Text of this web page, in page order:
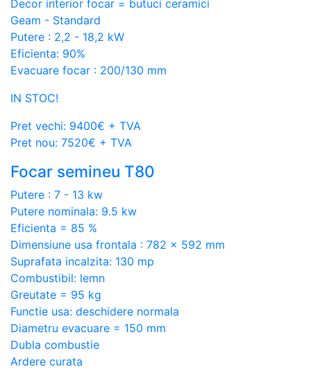
Decor interior focar = butuci ceramici
Geam - Standard
Putere : 2,2 - 18,2 kW
Eficienta: 90%
Evacuare focar : 200/130 mm
IN STOC!
Pret vechi: 9400€ + TVA
Pret nou: 7520€ + TVA
Focar semineu T80
Putere : 7 - 13 kw
Putere nominala: 9.5 kw
Eficienta = 85 %
Dimensiune usa frontala : 782 x 592 mm
Suprafata incalzita: 130 mp
Combustibil: lemn
Greutate = 95 kg
Functie usa: deschidere normala
Diametru evacuare = 150 mm
Dubla combustie
Ardere curata